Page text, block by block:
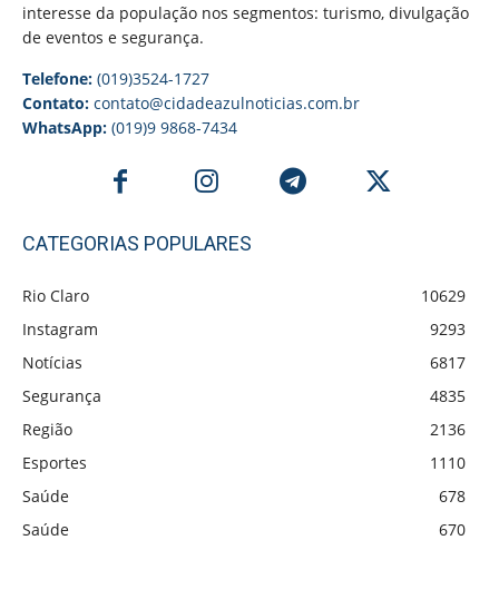
interesse da população nos segmentos: turismo, divulgação
de eventos e segurança.
Telefone: (019)3524-1727
Contato: contato@cidadeazulnoticias.com.br
WhatsApp: (019)9 9868-7434
CATEGORIAS POPULARES
Rio Claro
10629
Instagram
9293
Notícias
6817
Segurança
4835
Região
2136
Esportes
1110
Saúde
678
Saúde
670